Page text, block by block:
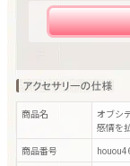
商品名
オブシ
感情を
商品番号